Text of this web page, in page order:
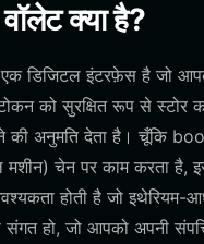
क्या है?
डिजिटल इंटरफ़ेस है जो
को सुरक्षित रूप से स्टोर
की अनुमति देता है। चूँकि
मशीन) चेन पर काम करता है,
होती है जो इथेरियम-
संगत हो, जो आपको अपनी